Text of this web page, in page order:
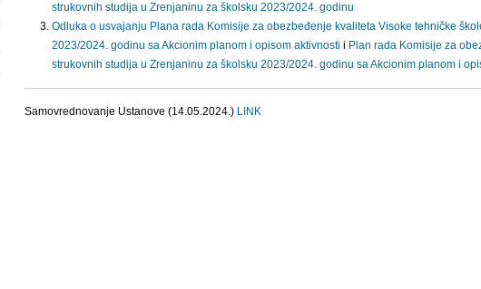
strukovnih studija u Zrenjaninu za školsku 2023/2024. godinu
Odluka o usvajanju Plana rada Komisije za obezbeđenje kvaliteta Visoke tehničke
2023/2024. godinu sa Akcionim planom i opisom aktivnosti i Plan rada Komisije za
strukovnih studija u Zrenjaninu za školsku 2023/2024. godinu sa Akcionim planom i
Samovrednovanje Ustanove (14.05.2024.) LINK